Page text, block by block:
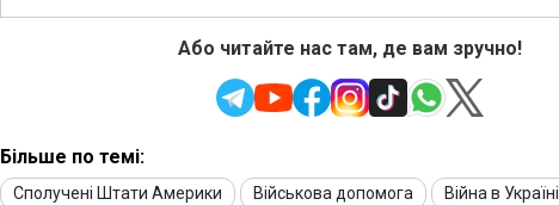
Або читайте нас там, де вам зручно!
Більше по темі:
Сполучені Штати Америки Військова допомога Війна в Україні